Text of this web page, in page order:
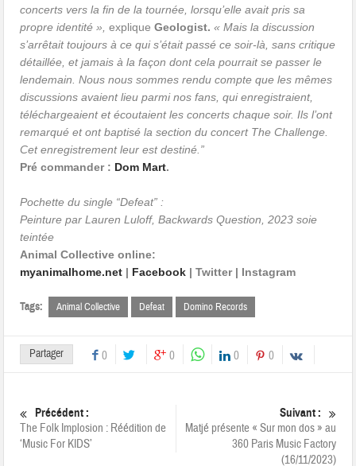
concerts vers la fin de la tournée, lorsqu’elle avait pris sa
propre identité »,expliqueGeologist. « Mais la discussion
s’arrêtait toujours à ce qui s’était passé ce soir-là, sans critique
détaillée, et jamais à la façon dont cela pourrait se passer le
lendemain. Nous nous sommes rendu compte que les mêmes
discussions avaient lieu parmi nos fans, qui enregistraient,
téléchargeaient et écoutaient les concerts chaque soir. Ils l’ont
remarqué et ont baptisé la section du concert The Challenge.
Cet enregistrement leur est destiné.”
Pré commander : Dom Mart.
Pochette du single “Defeat” :
Peinture par Lauren Luloff, Backwards Question, 2023 soie
teintée
Animal Collective online:
myanimalhome.net | Facebook |Twitter| Instagram
Tags: Animal Collective Defeat Domino Records
Partager 0 0 0 0
Précédent :
The Folk Implosion : Réédition de
‘Music For KIDS’
Suivant :
Matjé présente « Sur mon dos » au
360 Paris Music Factory
(16/11/2023)